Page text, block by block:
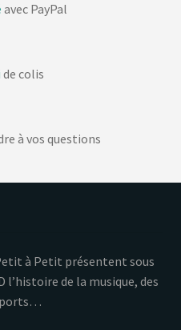
avec PayPal
de colis
à vos questions
à Petit présentent sous
de la musique, des